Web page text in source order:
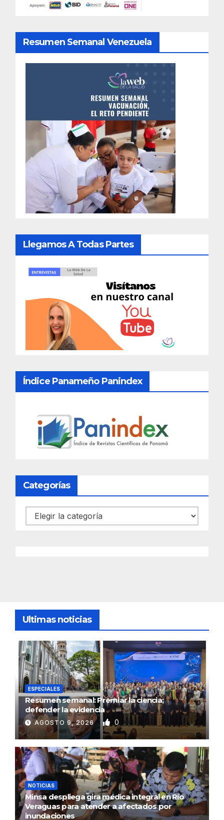
Resumen Semanal Venezuela
Llegamos A Todas Partes
Índice Panameño Panindex
Categorías
Categorías
Ultimas noticias
ESPECIALES
Resumen semanal: Premiar la ciencia;
defender la evidencia
AGOSTO 9, 2026 0
NOTICIAS
Minsa despliega gira médica integral en Río
Veraguas para atender a afectados por
inundaciones